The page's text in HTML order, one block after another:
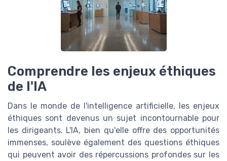
Comprendre les enjeux éthiques
de l'IA
Dans le monde de l'intelligence artificielle, les enjeux
éthiques sont devenus un sujet incontournable pour
les dirigeants. L'IA, bien qu'elle offre des opportunités
immenses, soulève également des questions éthiques
qui peuvent avoir des répercussions profondes sur les